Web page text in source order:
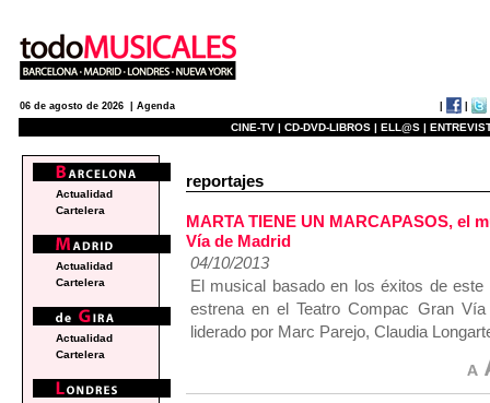
06 de agosto de 2026 | Agenda
CINE-TV | CD-DVD-LIBROS | ELL@S |
reportajes
MARTA TIENE UN MARCAPASOS, el
Vía de Madrid
04/10/2013
El musical basado en los éxitos de
estrena en el Teatro Compac Gran
liderado por Marc Parejo, Claudia
Actualidad
Cartelera
Actualidad
Cartelera
Actualidad
Cartelera